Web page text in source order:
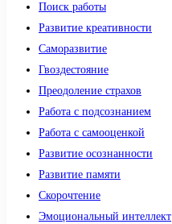
Поиск работы
Развитие креативности
Саморазвитие
Гвоздестояние
Преодоление страхов
Работа с подсознанием
Работа с самооценкой
Развитие осознанности
Развитие памяти
Скорочтение
Эмоциональный интеллект